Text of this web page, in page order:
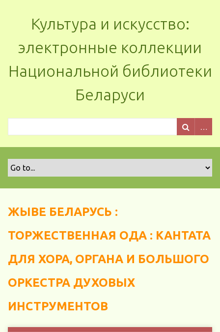
Культура и искусство:
электронные коллекции
Национальной библиотеки
Беларуси
ЖЫВЕ БЕЛАРУСЬ :
ТОРЖЕСТВЕННАЯ ОДА : КАНТАТА
ДЛЯ ХОРА, ОРГАНА И БОЛЬШОГО
ОРКЕСТРА ДУХОВЫХ
ИНСТРУМЕНТОВ